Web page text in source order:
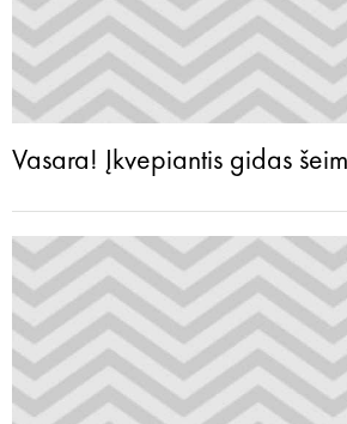
Vasara! Įkvepiantis gidas